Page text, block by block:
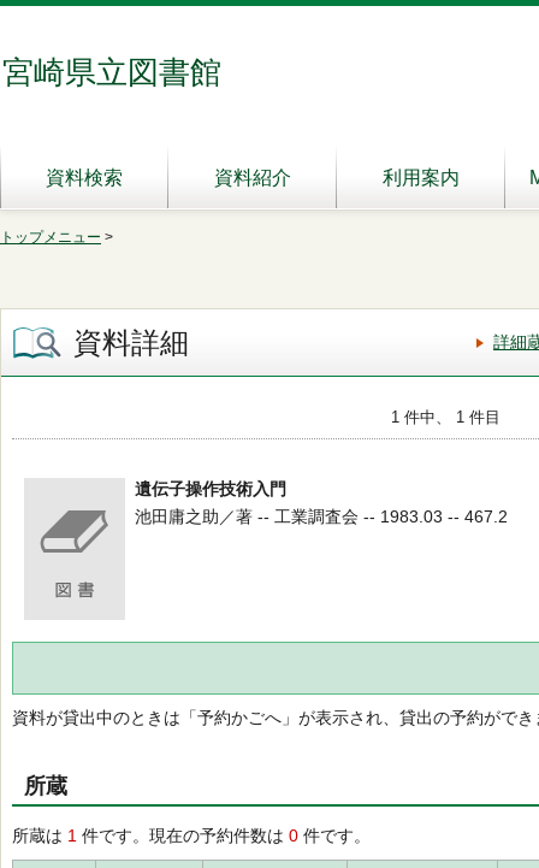
宮崎県立図書館
資料検索 資料紹介 利用案内
トップメニュー >
資料詳細 詳細
1 件中、 1 件目
遺伝子操作技術入門
池田庸之助／著 -- 工業調査会 -- 1983.03 -- 467.2
資料が貸出中のときは「予約かごへ」が表示され、貸出の予約ができ
所蔵
所蔵は 1 件です。現在の予約件数は 0 件です。